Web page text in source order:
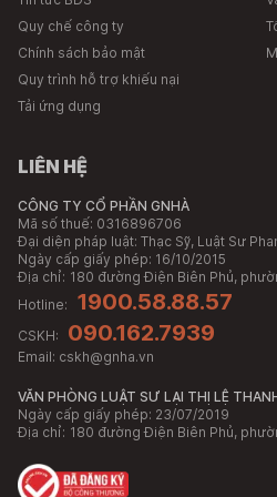
Quy chế công ty
Chính sách bảo mật
Quy trình hỗ trợ khiếu nại
Tải ứng dụng
LIÊN HỆ
CÔNG TY CỔ PHẦN GNHÀ
Mã số thuế: 0316896706
Đại diện pháp luật: Thạc Sỹ, Luật Sư
Ngày cấp giấy phép: 16/10/2015
Địa chỉ: 180 đường Điện Biên Phủ,
Hotline:
1900.58.88.57
CSKH: 090.162.7939
Email: cskh@gnha.vn
VĂN PHÒNG LUẬT SƯ LẠI THỊ LỆ
Ngày cấp giấy phép: 23/07/2019
Địa chỉ: 180 đường Điện Biên Phủ,